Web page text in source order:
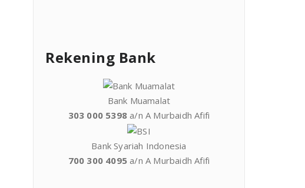
Rekening Bank
Bank Muamalat
303 000 5398 a/n A Murbaidh Afifi
Bank Syariah Indonesia
700 300 4095 a/n A Murbaidh Afifi